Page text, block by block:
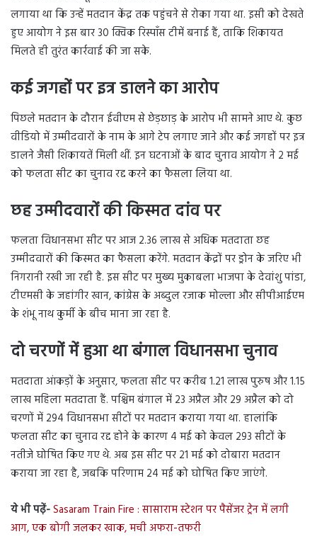
लगाया था कि उन्हें मतदान केंद्र तक पहुंचने से रोका गया था. इसी को देखते
हुए आयोग ने इस बार 30 क्विक रिस्पॉंस टीमें बनाई हैं, ताकि शिकायत
मिलते ही तुरंत कार्रवाई की जा सके.
कई जगहों पर इत्र डालने का आरोप
पिछले मतदान के दौरान ईवीएम से छेड़छाड़ के आरोप भी सामने आए थे. कुछ
वीडियो में उम्मीदवारों के नाम के आगे टेप लगाए जाने और कई जगहों पर इत्र
डालने जैसी शिकायतें मिली थीं. इन घटनाओं के बाद चुनाव आयोग ने 2 मई
को फलता सीट का चुनाव रद्द करने का फैसला लिया था.
छह उम्मीदवारों की किस्मत दांव पर
फलता विधानसभा सीट पर आज 2.36 लाख से अधिक मतदाता छह
उम्मीदवारों की किस्मत का फैसला करेंगे. मतदान केंद्रों पर ड्रोन के जरिए भी
निगरानी रखी जा रही है. इस सीट पर मुख्य मुकाबला भाजपा के देवांशु पांडा,
टीएमसी के जहांगीर खान, कांग्रेस के अब्दुल रजाक मोल्ला और सीपीआईएम
के शंभू नाथ कुर्मी के बीच माना जा रहा है.
दो चरणों में हुआ था बंगाल विधानसभा चुनाव
मतदाता आंकड़ों के अनुसार, फलता सीट पर करीब 1.21 लाख पुरुष और 1.15
लाख महिला मतदाता हैं. पश्चिम बंगाल में 23 अप्रैल और 29 अप्रैल को दो
चरणों में 294 विधानसभा सीटों पर मतदान कराया गया था. हालांकि
फलता सीट का चुनाव रद्द होने के कारण 4 मई को केवल 293 सीटों के
नतीजे घोषित किए गए थे. अब इस सीट पर 21 मई को दोबारा मतदान
कराया जा रहा है, जबकि परिणाम 24 मई को घोषित किए जाएंगे.
ये भी पढ़ें-Sasaram Train Fire : सासाराम स्टेशन पर पैसेंजर ट्रेन में लगी
आग, एक बोगी जलकर खाक, मची अफरा-तफरी